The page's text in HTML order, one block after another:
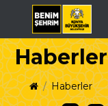
Haberler
Haberler